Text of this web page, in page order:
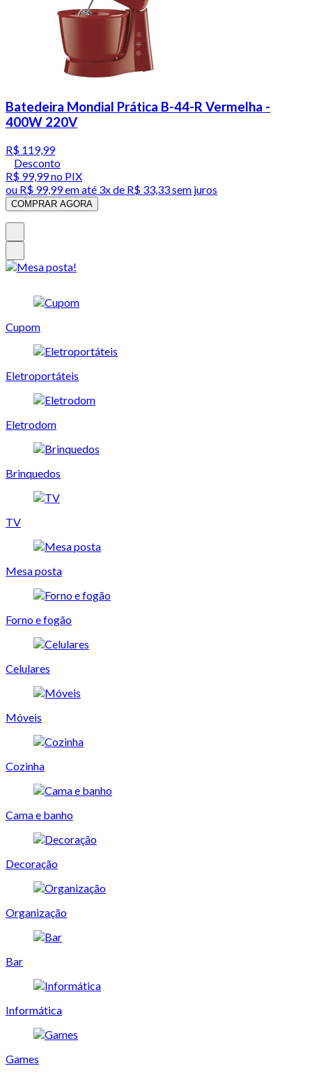
Batedeira Mondial Prática B-44-R Vermelha -
400W 220V
R$ 119,99
Desconto
R$ 99,99no PIX
ou R$ 99,99em até 3x de R$ 33,33 sem juros
COMPRAR AGORA
Cupom
Eletroportáteis
Eletrodom
Brinquedos
TV
Mesa posta
Forno e fogão
Celulares
Móveis
Cozinha
Cama e banho
Decoração
Organização
Bar
Informática
Games